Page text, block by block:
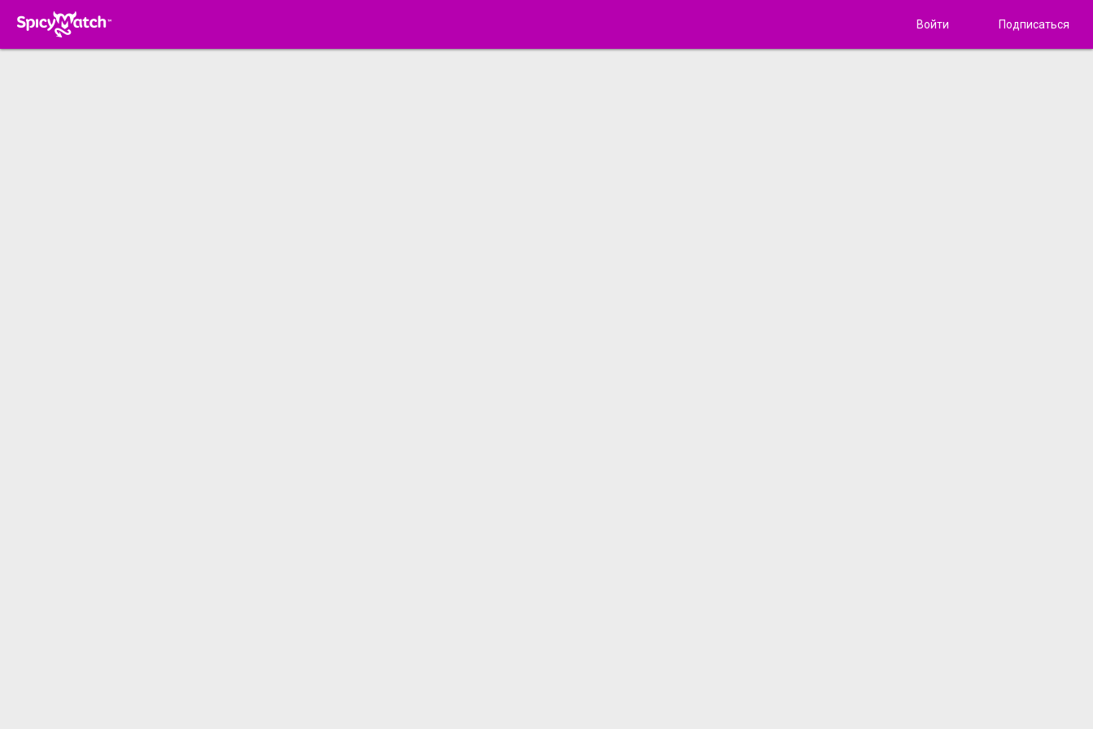
Войти Подписаться